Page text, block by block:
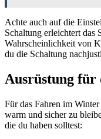
Achte auch auf die
Schaltung erleichtert das
Wahrscheinlichkeit von
du die Schaltung
Ausrüstung für
Für das Fahren im
warm und sicher zu
die du haben solltest: